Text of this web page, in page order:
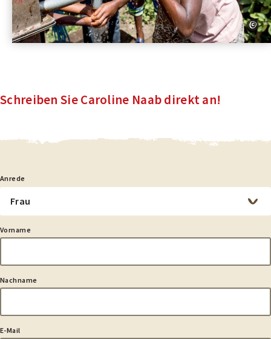
Schreiben Sie Caroline Naab direkt an!
Anrede
Vorname
Nachname
E-Mail